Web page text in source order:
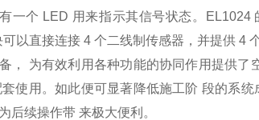
一个 LED 用来指示其信号状态。EL1024
以直接连接 4 个二线制传感器，并提供 4
， 为有效利用各种功能的协同作用提供了
使用。如此便可显著降低施工阶 段的系
后续操作带 来极大便利。